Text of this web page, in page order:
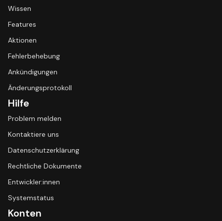
Wissen
Features
Aktionen
Fehlerbehebung
Ankündigungen
Änderungsprotokoll
Hilfe
Problem melden
Kontaktiere uns
Datenschutzerklärung
Rechtliche Dokumente
Entwickler:innen
Systemstatus
Konten